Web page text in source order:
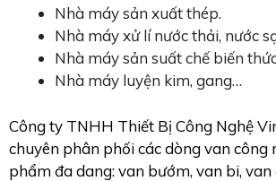
Nhà máy sản xuất thép.
Nhà máy xử lí nước thải, nước
Nhà máy sản suất chế biến
Nhà máy luyện kim, gang…
Công ty TNHH Thiết Bị Công Nghệ
chuyên phân phối các dòng van công
phẩm đa dang: van bướm, van bi, van